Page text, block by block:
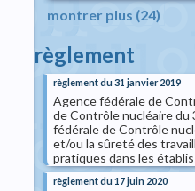
montrer plus (24)
règlement
règlement du 31 janvier 2019
Agence fédérale de
de Contrôle nucléaire du
fédérale de Contrôle
et/ou la sûreté des
pratiques dans les
règlement du 17 juin 2020